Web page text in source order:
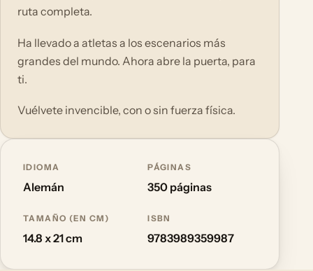
ruta completa.
Ha llevado a atletas a los escenarios más
grandes del mundo. Ahora abre la puerta, para
ti.
Vuélvete invencible, con o sin fuerza física.
IDIOMA
Alemán
PÁGINAS
350 páginas
TAMAÑO (EN CM)
14.8 x 21 cm
ISBN
9783989359987